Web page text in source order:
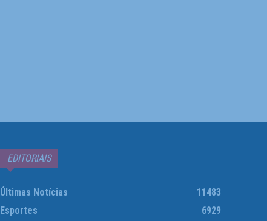
EDITORIAIS
Últimas Notícias
11483
Esportes
6929